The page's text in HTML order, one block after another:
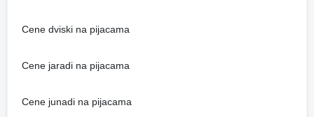
Cene dviski na pijacama
Cene jaradi na pijacama
Cene junadi na pijacama